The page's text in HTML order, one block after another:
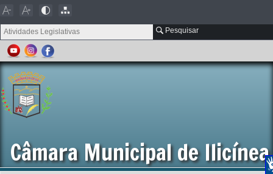
Pesquisar
Câmara Municipal de Ilicínea